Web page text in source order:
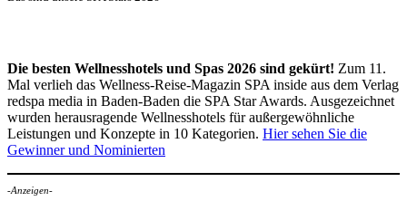
Die besten Wellnesshotels und Spas 2026 sind gekürt! Zum 11.
Mal verlieh das Wellness-Reise-Magazin SPA inside aus dem Verlag
redspa media in Baden-Baden die SPA Star Awards. Ausgezeichnet
wurden herausragende Wellnesshotels für außergewöhnliche
Leistungen und Konzepte in 10 Kategorien. Hier sehen Sie die
Gewinner und Nominierten
-Anzeigen-